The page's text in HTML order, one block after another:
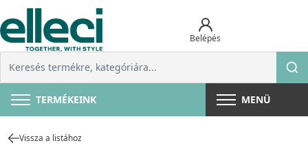
Belépés
TERMÉKEINK MENÜ
Vissza a listához